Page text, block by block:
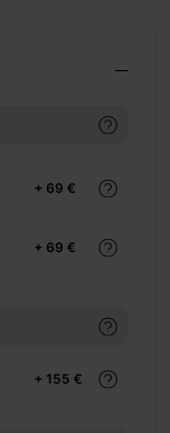
+ 69 €
+ 69 €
+ 155 €